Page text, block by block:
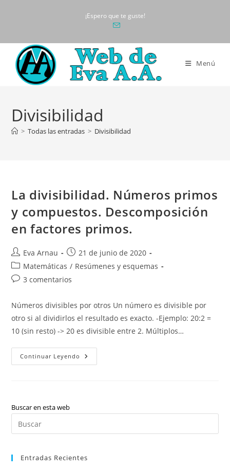
¡Espero que te guste!
Menú
Divisibilidad
> Todas las entradas > Divisibilidad
La divisibilidad. Números primos
y compuestos. Descomposición
en factores primos.
Autor
de
la
entrada:
Eva Arnau
Publicación
de
entrada:
21 de junio de 2020
Categoría
de
Matemáticas / Resúmenes y esquemas
Comentarios
la
entrada:
3 comentarios
Números divisibles por otros Un número es divisible por
otro si al dividirlos el resultado es exacto. -Ejemplo: 20:2 =
10 (sin resto) -> 20 es divisible entre 2. Múltiplos…
Continuar Leyendo La
Divisibilidad.
Factores
Buscar en esta web
Entradas Recientes